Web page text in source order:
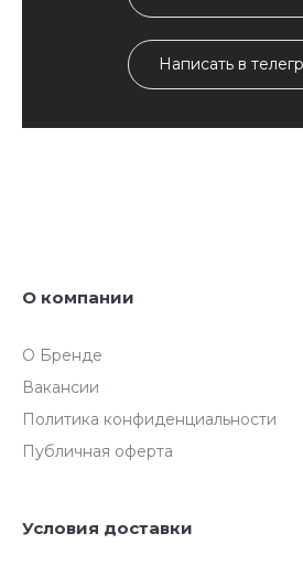
Написать в
О компании
О Бренде
Вакансии
Политика конфиденциальности
Публичная оферта
Условия доставки